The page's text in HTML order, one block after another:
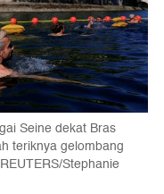
Seine dekat Bras
teriknya gelombang
Stephanie